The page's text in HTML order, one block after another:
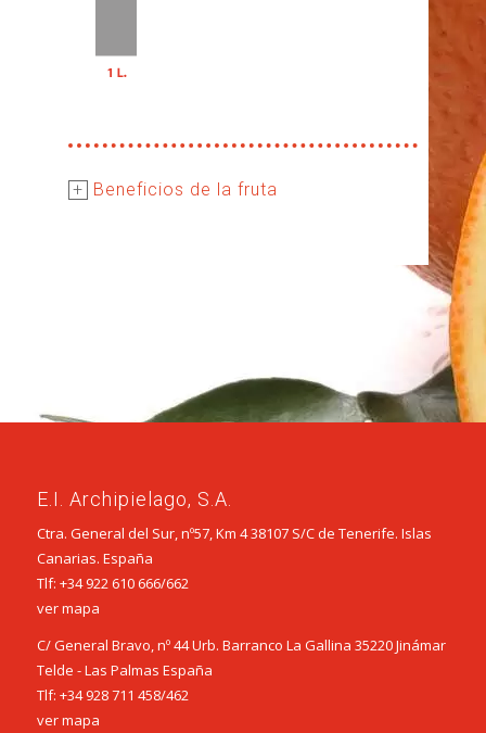
+ Beneficios de la fruta
E.I. Archipielago, S.A.
Ctra. General del Sur, nº57, Km 4 38107 S/C de Tenerife. Islas
Canarias. España
Tlf: +34 922 610 666/662
ver mapa
C/ General Bravo, nº 44 Urb. Barranco La Gallina 35220 Jinámar
Telde - Las Palmas España
Tlf: +34 928 711 458/462
ver mapa